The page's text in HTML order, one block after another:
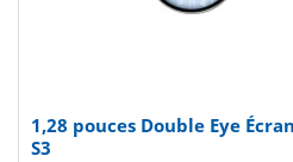
1,28 pouces Double Eye
S3